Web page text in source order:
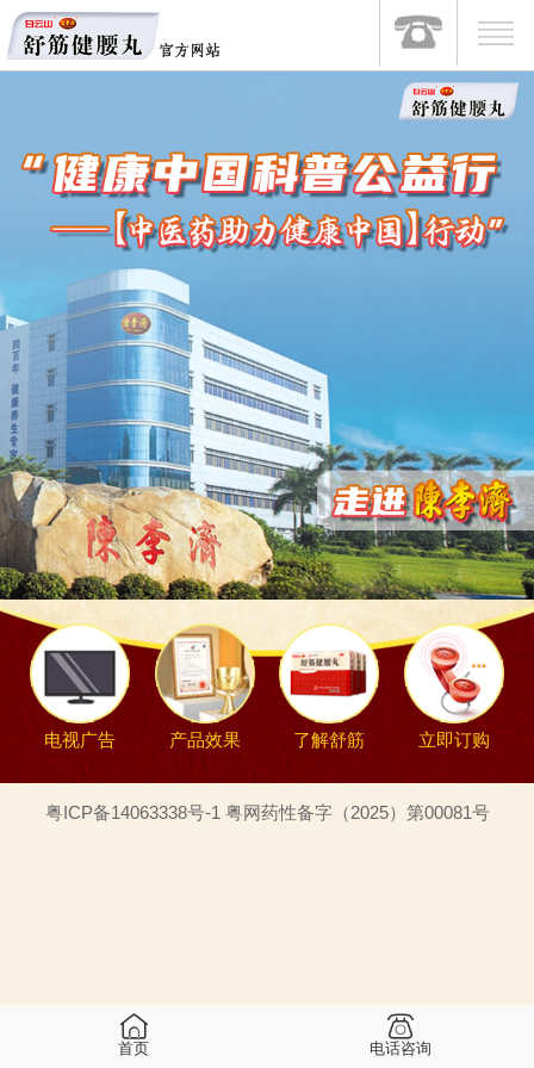
电视广告 产品效果 了解舒筋 立即订购
粤ICP备14063338号-1 粤网药性备字（2025）第00081号
首页 电话咨询